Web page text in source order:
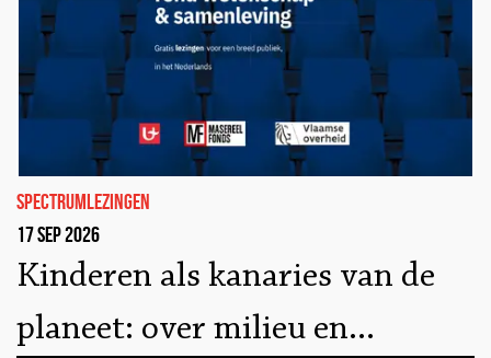
Spectrumlezingen
17 sep 2026
Kinderen als kanaries van de
planeet: over milieu en